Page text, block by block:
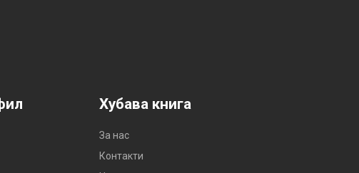
Хубава книга
За нас
Контакти